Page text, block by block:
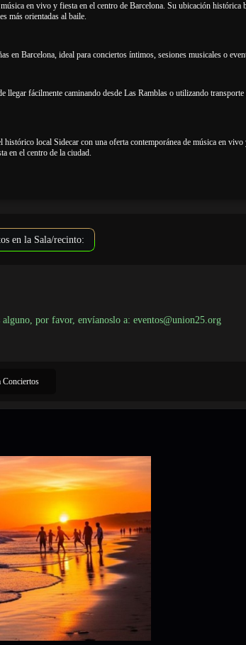
en vivo y fiesta en el centro de Barcelona. Su ubicación histórica
más orientadas al baile.
en Barcelona, ideal para conciertos íntimos, sesiones musicales o
llegar fácilmente caminando desde Las Ramblas o utilizando
histórico local Sidecar con una oferta contemporánea de música en
en el centro de la ciudad.
en la Sala/recinto:
por favor, envíanoslo a: eventos@union25.org
Conciertos